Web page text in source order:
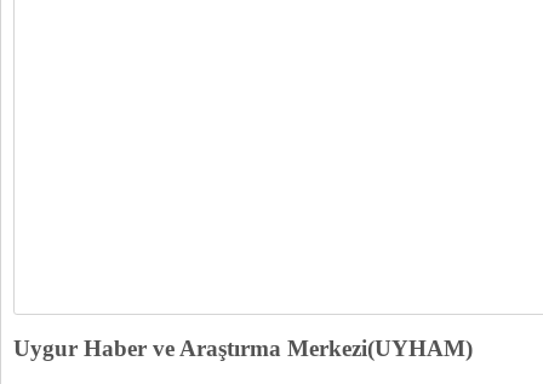
Uygur Haber ve Araştırma Merkezi(UYHAM)